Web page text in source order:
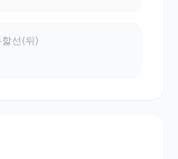
할선(뒤)